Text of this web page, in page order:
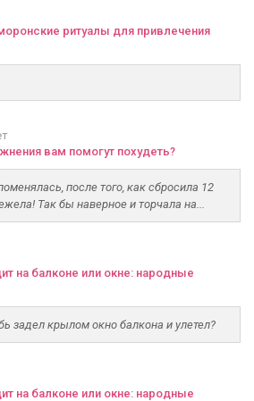
ритуалы для привлечения
вам помогут похудеть?
после того, как сбросила 12
Так бы наверное и торчала на...
на балконе или окне: народные
задел крылом окно балкона и улетел?
на балконе или окне: народные